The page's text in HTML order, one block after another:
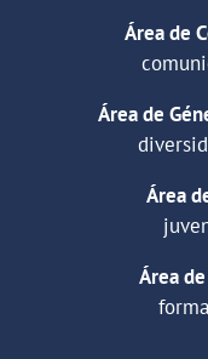
Área de
Área de
Área
Área